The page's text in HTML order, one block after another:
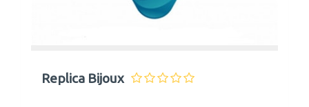
Replica Bijoux